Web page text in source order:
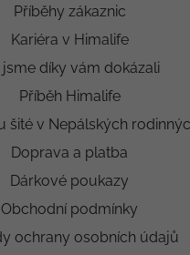
Příběhy zákaznic
Kariéra v Himalife
jsme díky vám dokázali
Příběh Himalife
šité v Nepálských
Doprava a platba
Dárkové poukazy
Obchodní podmínky
ochrany osobních údajů